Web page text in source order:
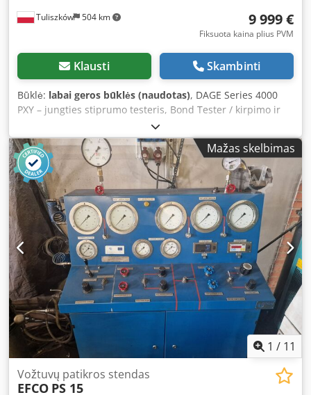
Tuliszków 504 km 9 999 €
Fiksuota kaina plius PVM
Klausti Skambinti
Būklė: labai geros būklės (naudotas), DAGE Series 4000
PXY – jungties stiprumo testeris, Bond Tester / kirpimo ir
tempimo testeris Dodjzma Skjpfx Akkeck
Mažas skelbimas
1 / 11
Vožtuvų patikros stendas
EFCO PS 15